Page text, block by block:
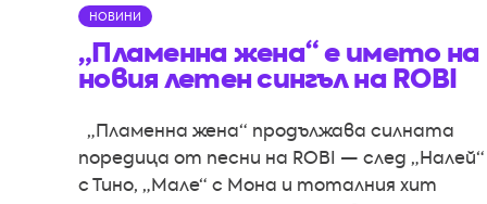
НОВИНИ
„Пламенна жена“ е името на
новия летен сингъл на ROBI
„Пламенна жена“ продължава силната
поредица от песни на ROBI — след „Налей“
с Тино, „Мале“ с Мона и тоталния хит